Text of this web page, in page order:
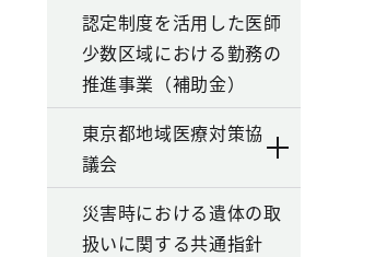
認定制度を活用した医師
少数区域における勤務の
推進事業（補助金）
東京都地域医療対策協
議会
災害時における遺体の取
扱いに関する共通指針